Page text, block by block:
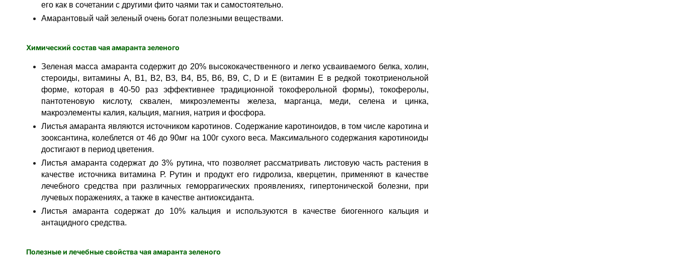
его как в сочетании с другими фито чаями так и самостоятельно.
Амарантовый чай зеленый очень богат полезными веществами.
Химический состав чая амаранта зеленого
Зеленая масса амаранта содержит до 20% высококачественного и легко усваиваемого белка, холин,
стероиды, витамины A, B1, B2, B3, B4, B5, B6, B9, C, D и E (витамин Е в редкой токотриенольной
форме, которая в 40-50 раз эффективнее традиционной токоферольной формы), токоферолы,
пантотеновую кислоту, сквален, микроэлементы железа, марганца, меди, селена и цинка,
макроэлементы калия, кальция, магния, натрия и фосфора.
Листья амаранта являются источником каротинов. Содержание каротиноидов, в том числе каротина и
зооксантина, колеблется от 46 до 90мг на 100г сухого веса. Максимального содержания каротиноиды
достигают в период цветения.
Листья амаранта содержат до 3% рутина, что позволяет рассматривать листовую часть растения в
качестве источника витамина Р. Рутин и продукт его гидролиза, кверцетин, применяют в качестве
лечебного средства при различных геморрагических проявлениях, гипертонической болезни, при
лучевых поражениях, а также в качестве антиоксиданта.
Листья амаранта содержат до 10% кальция и используются в качестве биогенного кальция и
антацидного средства.
Полезные и лечебные свойства чая амаранта зеленого